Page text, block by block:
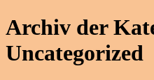
Archiv der
Uncategorized